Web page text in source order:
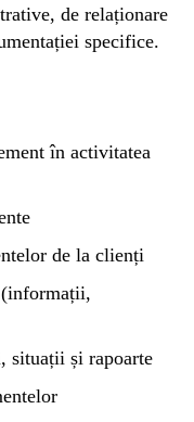
de relaționare
specifice.
în activitatea
de la clienți
situații și rapoarte